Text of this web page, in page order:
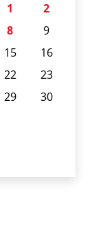
1
2
8
9
15
16
22
23
29
30